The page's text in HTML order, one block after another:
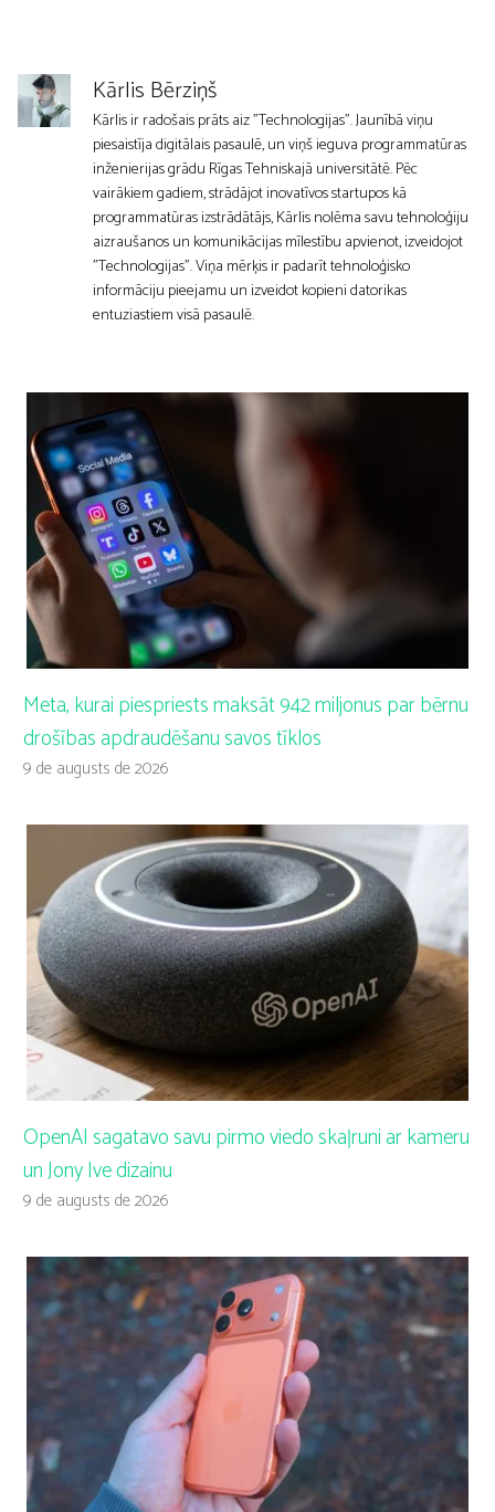
Kārlis Bērziņš
Kārlis ir radošais prāts aiz "Technologijas". Jaunībā viņu
piesaistīja digitālais pasaulē, un viņš ieguva programmatūras
inženierijas grādu Rīgas Tehniskajā universitātē. Pēc
vairākiem gadiem, strādājot inovatīvos startupos kā
programmatūras izstrādātājs, Kārlis nolēma savu tehnoloģiju
aizraušanos un komunikācijas mīlestību apvienot, izveidojot
"Technologijas". Viņa mērķis ir padarīt tehnoloģisko
informāciju pieejamu un izveidot kopieni datorikas
entuziastiem visā pasaulē.
Meta, kurai piespriests maksāt 942 miljonus par bērnu
drošības apdraudēšanu savos tīklos
9 de augusts de 2026
OpenAI sagatavo savu pirmo viedo skaļruni ar kameru
un Jony Ive dizainu
9 de augusts de 2026